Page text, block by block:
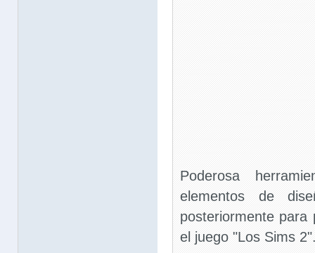
Poderosa
elementos de
posteriormente para
el juego "Los Sims